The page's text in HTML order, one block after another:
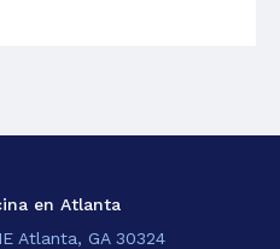
en Atlanta
Atlanta, GA 30324